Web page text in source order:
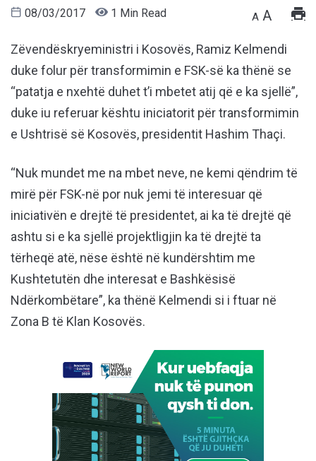
08/03/2017 1 Min Read A A
Zëvendëskryeministri i Kosovës, Ramiz Kelmendi
duke folur për transformimin e FSK-së ka thënë se
“patatja e nxehtë duhet t’i mbetet atij që e ka sjellë”,
duke iu referuar kështu iniciatorit për transformimin
e Ushtrisë së Kosovës, presidentit Hashim Thaçi.
“Nuk mundet me na mbet neve, ne kemi qëndrim të
mirë për FSK-në por nuk jemi të interesuar që
iniciativën e drejtë të presidentet, ai ka të drejtë që
ashtu si e ka sjellë projektligjin ka të drejtë ta
tërheqë atë, nëse është në kundërshtim me
Kushtetutën dhe interesat e Bashkësisë
Ndërkombëtare”, ka thënë Kelmendi si i ftuar në
Zona B të Klan Kosovës.